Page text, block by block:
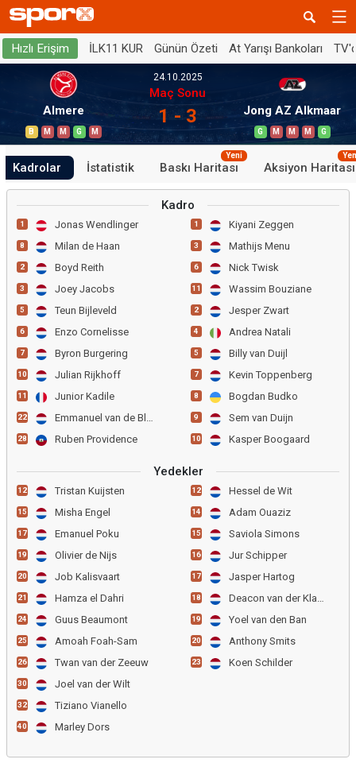
Hızlı Erişim İLK11 KUR Günün Özeti At Yarışı Bankoları
Almere
B M M G M
24.10.2025
Maç Sonu
1 - 3 Jong AZ Alkmaar
G M M M G
Kadrolar İstatistik Baskı Haritası
Yeni
Aksiyon Haritası
Kadro
1 Jonas Wendlinger
8 Milan de Haan
2 Boyd Reith
3 Joey Jacobs
5 Teun Bijleveld
6 Enzo Cornelisse
7 Byron Burgering
10 Julian Rijkhoff
11 Junior Kadile
22 Emmanuel van de Blaak
28 Ruben Providence
1 Kiyani Zeggen
3 Mathijs Menu
6 Nick Twisk
11 Wassim Bouziane
2 Jesper Zwart
4 Andrea Natali
5 Billy van Duijl
7 Kevin Toppenberg
8 Bogdan Budko
9 Sem van Duijn
10 Kasper Boogaard
Yedekler
12 Tristan Kuijsten
15 Misha Engel
17 Emanuel Poku
19 Olivier de Nijs
20 Job Kalisvaart
21 Hamza el Dahri
24 Guus Beaumont
25 Amoah Foah-Sam
26 Twan van der Zeeuw
30 Joel van der Wilt
32 Tiziano Vianello
40 Marley Dors
12 Hessel de Wit
14 Adam Ouaziz
15 Saviola Simons
16 Jur Schipper
17 Jasper Hartog
18 Deacon van der Klaauw
19 Yoel van den Ban
20 Anthony Smits
23 Koen Schilder